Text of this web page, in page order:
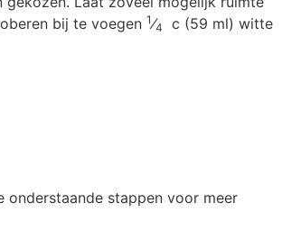
bij te voegen 1⁄4
c (59 ml) witte
stappen voor meer